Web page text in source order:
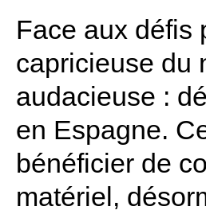
Face aux défis
capricieuse du
audacieuse :
en Espagne.
bénéficier de
matériel,